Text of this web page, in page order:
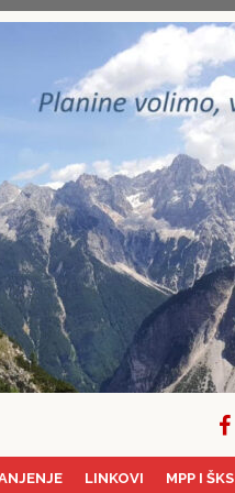
LINKOVI MPP I ŠKS